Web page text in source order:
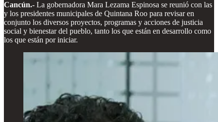
Cancún.- La gobernadora Mara Lezama Espinosa se reunió con las
y los presidentes municipales de Quintana Roo para revisar en
conjunto los diversos proyectos, programas y acciones de justicia
social y bienestar del pueblo, tanto los que están en desarrollo como
los que están por iniciar.